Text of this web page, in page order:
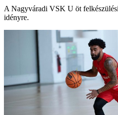
A Nagyváradi VSK U öt
idényre.